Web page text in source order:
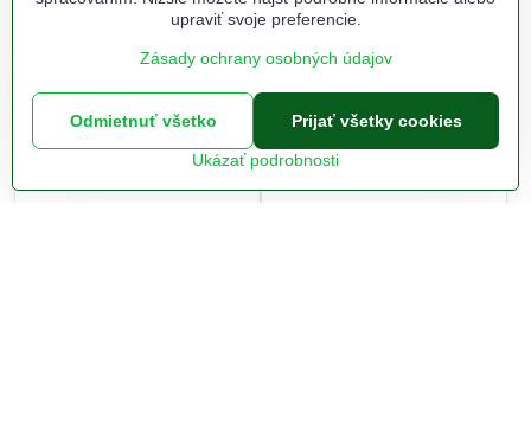
Do košíka Do košíka
upraviť svoje preferencie.
Zásady ochrany osobných údajov
Ukázať podrobnosti
Prijať všetky cookies
Odmietnuť všetko